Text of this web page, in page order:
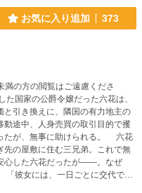
お気に入り追加 373
満の方の閲覧はご遠慮くださ
と引き換えに、隣国の有力地主の
動途中、人身売買の取引目的で攫
、無事に助けられる。 六花
先の屋敷に住む三兄弟。これで無
心した六花だったが――。なぜ
てもらうというのは？」 「なる